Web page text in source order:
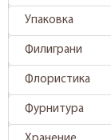
Упаковка
Филиграни
Флористика
Фурнитура